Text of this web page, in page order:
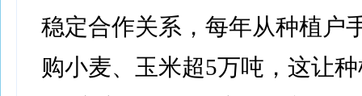
稳定合作关系，每年从种植户
购小麦、玉米超5万吨，这让